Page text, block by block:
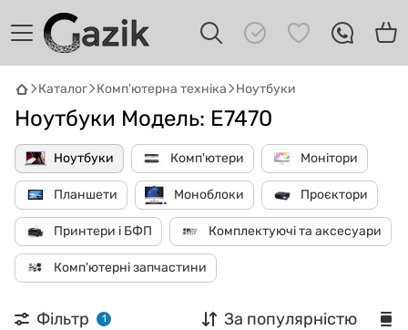
Каталог Комп'ютерна техніка Ноутбуки
Ноутбуки Модель: E7470
Ноутбуки Комп'ютери Монітори
Планшети Моноблоки Проєктори
Принтери і БФП Комплектуючі та аксесуари
Комп'ютерні запчастини
Фільтр 1 За популярністю
GAZIKAI
Онлайн · пошук техніки
Привіт! 👋 Я Gazik AI — допоможу
підібрати вживану комп'ютерну техніку.
Що шукаєш?